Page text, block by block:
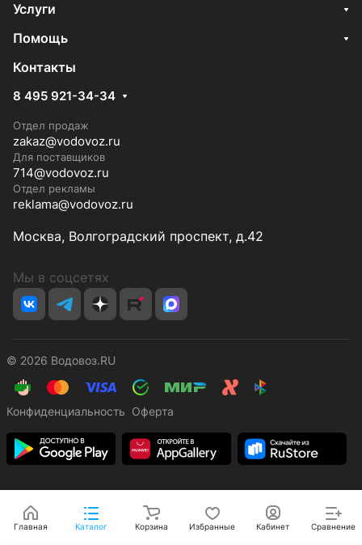
Услуги
Помощь
Контакты
8 495 921-34-34
Отдел продаж
zakaz@vodovoz.ru
Для поставщиков
714@vodovoz.ru
Отдел рекламы
reklama@vodovoz.ru
Москва, Волгоградский проспект, д.42
Мы в соцсетях
© 2026 Водовоз.RU
Конфиденциальность Оферта
Главная Каталог Корзина Избранные Кабинет Сравнение